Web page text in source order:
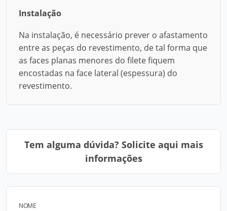
Instalação
Na instalação, é necessário prever o afastamento
entre as peças do revestimento, de tal forma que
as faces planas menores do filete fiquem
encostadas na face lateral (espessura) do
revestimento.
Tem alguma dúvida? Solicite aqui mais
informações
NOME